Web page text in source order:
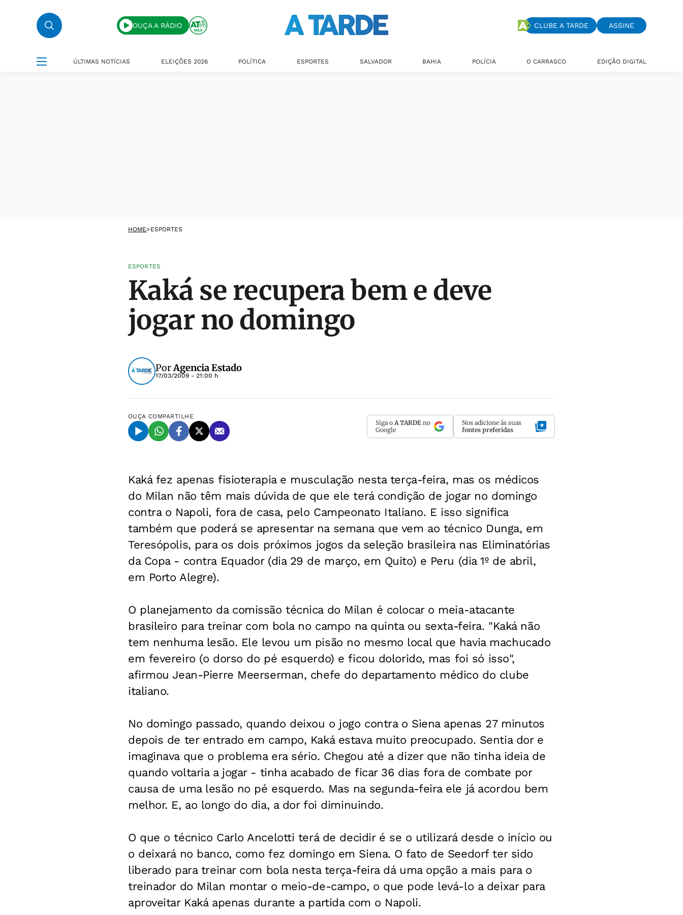
OUÇA A RÁDIO CLUBE A TARDE ASSINE
ÚLTIMAS NOTÍCIAS ELEIÇÕES 2026 POLÍTICA ESPORTES SALVADOR BAHIA POLÍCIA O CARRASCO EDIÇÃO DIGITAL
HOME>ESPORTES
ESPORTES
Kaká se recupera bem e deve
jogar no domingo
PorAgencia Estado
17/03/2009 - 21:00 h
OUÇA COMPARTILHE
Siga o A TARDE no
Google
Nos adicione às suas
fontes preferidas
Kaká fez apenas fisioterapia e musculação nesta terça-feira, mas os médicos
do Milan não têm mais dúvida de que ele terá condição de jogar no domingo
contra o Napoli, fora de casa, pelo Campeonato Italiano. E isso significa
também que poderá se apresentar na semana que vem ao técnico Dunga, em
Teresópolis, para os dois próximos jogos da seleção brasileira nas Eliminatórias
da Copa - contra Equador (dia 29 de março, em Quito) e Peru (dia 1º de abril,
em Porto Alegre).
O planejamento da comissão técnica do Milan é colocar o meia-atacante
brasileiro para treinar com bola no campo na quinta ou sexta-feira. "Kaká não
tem nenhuma lesão. Ele levou um pisão no mesmo local que havia machucado
em fevereiro (o dorso do pé esquerdo) e ficou dolorido, mas foi só isso",
afirmou Jean-Pierre Meerserman, chefe do departamento médico do clube
italiano.
No domingo passado, quando deixou o jogo contra o Siena apenas 27 minutos
depois de ter entrado em campo, Kaká estava muito preocupado. Sentia dor e
imaginava que o problema era sério. Chegou até a dizer que não tinha ideia de
quando voltaria a jogar - tinha acabado de ficar 36 dias fora de combate por
causa de uma lesão no pé esquerdo. Mas na segunda-feira ele já acordou bem
melhor. E, ao longo do dia, a dor foi diminuindo.
O que o técnico Carlo Ancelotti terá de decidir é se o utilizará desde o início ou
o deixará no banco, como fez domingo em Siena. O fato de Seedorf ter sido
liberado para treinar com bola nesta terça-feira dá uma opção a mais para o
treinador do Milan montar o meio-de-campo, o que pode levá-lo a deixar para
aproveitar Kaká apenas durante a partida com o Napoli.